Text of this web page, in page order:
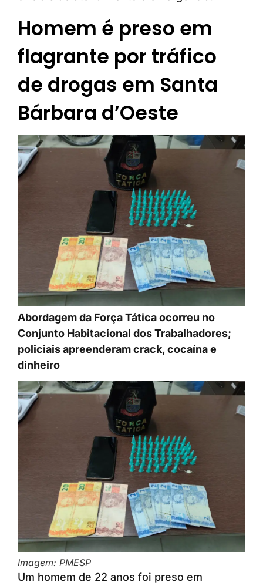
Homem é preso em
flagrante por tráfico
de drogas em Santa
Bárbara d’Oeste
Abordagem da Força Tática ocorreu no
Conjunto Habitacional dos Trabalhadores;
policiais apreenderam crack, cocaína e
dinheiro
Imagem: PMESP
Um homem de 22 anos foi preso em